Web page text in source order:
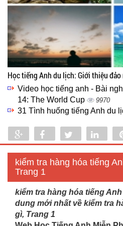
Học tiếng Anh du lịch: Giới thiệu đảo
Video học tiếng anh - Bài
14: The World Cup
9970
31 Tình huống tiếng Anh du
Share Share Tweet
kiểm tra hàng hóa tiếng
Trang 1
kiểm tra hàng hóa tiếng
dung mới nhất về kiểm tra
gì, Trang 1